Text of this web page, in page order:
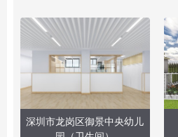
深圳市龙岗区御景中央幼儿